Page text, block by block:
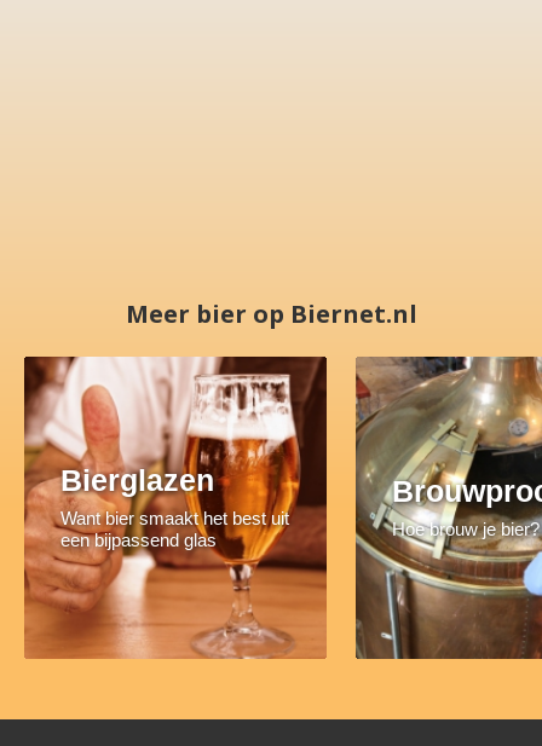
Meer bier op Biernet.nl
Bierglazen
Want bier smaakt het best uit
een bijpassend glas
Hoe brouw je bier?